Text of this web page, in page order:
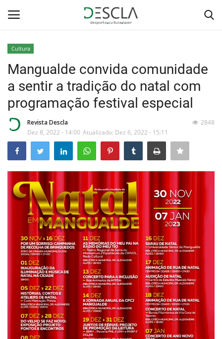
Home
...by Descla
Desporto
Sobre Nós
Educação
Estatuto Editorial
Saúde
Ficha técnica
Cultura
Cultura
Mangualde convida comunidade
a sentir a tradição do natal com
programação festival especial
Revista Descla
Dez 8, 2022 - 14:00 Atualizado: Dez 6, 2022 - 15:11
2848